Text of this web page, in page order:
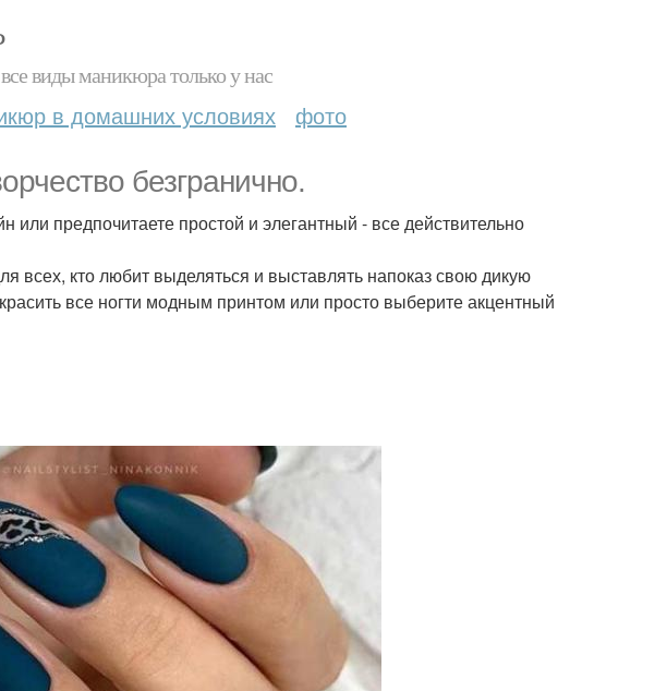
виды маникюра только у нас
в домашних условиях фото
безгранично.
предпочитаете простой и элегантный - все действительно
всех, кто любит выделяться и выставлять напоказ свою дикую
все ногти модным принтом или просто выберите акцентный